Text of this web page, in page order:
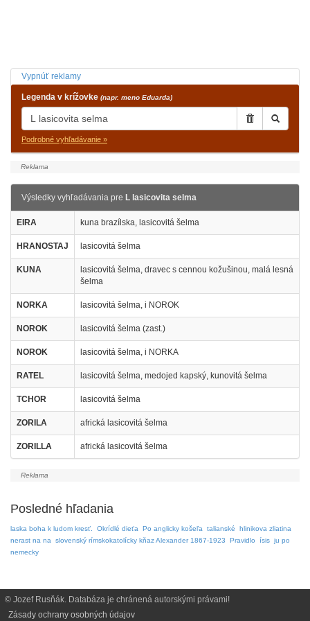
Vypnúť reklamy
Legenda v krížovke (napr. meno Eduarda)
Podrobné vyhľadávanie »
Výsledky vyhľadávania pre L lasicovita selma
EIRA kuna brazílska, lasicovitá šelma
HRANOSTAJ lasicovitá šelma
KUNA
lasicovitá šelma, dravec s cennou kožušinou, malá lesná
šelma
NORKA lasicovitá šelma, i NOROK
NOROK lasicovitá šelma (zast.)
NOROK lasicovitá šelma, i NORKA
RATEL lasicovitá šelma, medojed kapský, kunovitá šelma
TCHOR lasicovitá šelma
ZORILA africká lasicovitá šelma
ZORILLA africká lasicovitá šelma
Posledné hľadania
laska boha k ludom kresť. Okrídlé dieťa Po anglicky košeľa talianské
hlinikova zliatina
nerast na na
slovenský rímskokatolícky kňaz Alexander 1867-1923 Pravidlo ísis ju po
nemecky
© Jozef Rusňák. Databáza je chránená autorskými právami!
Zásady ochrany osobných údajov